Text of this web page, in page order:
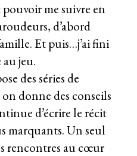
me suivre en
d’abord
Et puis…j’ai fini
jeu.
des séries de
donne des conseils
d’écrire le récit
marquants. Un seul
rencontres au cœur